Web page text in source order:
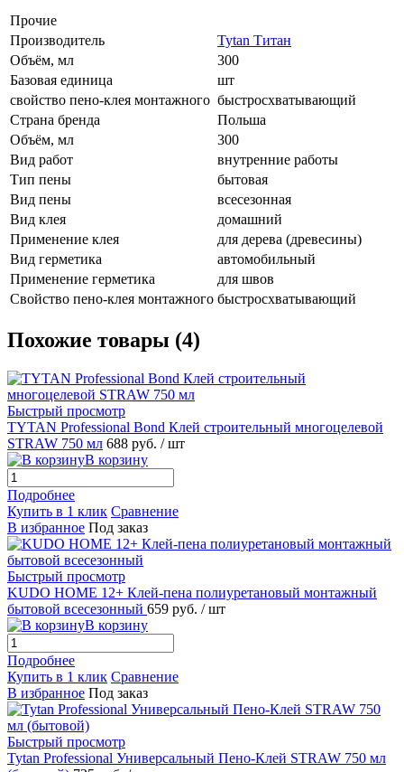
Прочие
Производитель
Tytan Титан
Объём, мл
300
Базовая единица
шт
свойство пено-клея монтажного быстросхватывающий
Страна бренда
Польша
Объём, мл
300
Вид работ
внутренние работы
Тип пены
бытовая
Вид пены
всесезонная
Вид клея
домашний
Применение клея
для дерева (древесины)
Вид герметика
автомобильный
Применение герметика
для швов
Свойство пено-клея монтажного быстросхватывающий
Похожие товары (4)
Быстрый просмотр
TYTAN Professional Bond Клей строительный многоцелевой
STRAW 750 мл 688 руб. / шт
В корзину
Подробнее
Купить в 1 клик Сравнение
В избранное Под заказ
Быстрый просмотр
KUDO НОМЕ 12+ Клей-пена полиуретановый монтажный
бытовой всесезонный 659 руб. / шт
В корзину
Подробнее
Купить в 1 клик Сравнение
В избранное Под заказ
Быстрый просмотр
Tytan Professional Универсальный Пено-Клей STRAW 750 мл